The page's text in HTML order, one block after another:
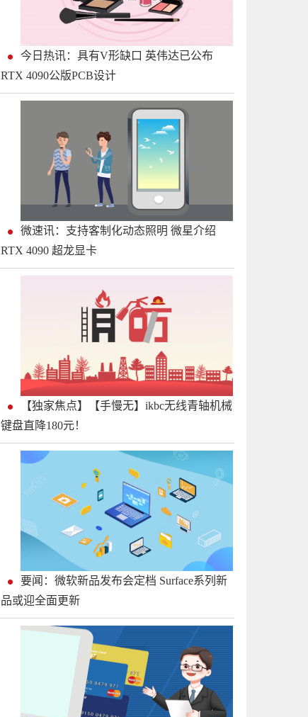
今日热讯：具有V形缺口 英伟达已公布
RTX 4090公版PCB设计
微速讯：支持客制化动态照明 微星介绍
RTX 4090 超龙显卡
【独家焦点】【手慢无】ikbc无线青轴机械
键盘直降180元！
要闻：微软新品发布会定档 Surface系列新
品或迎全面更新